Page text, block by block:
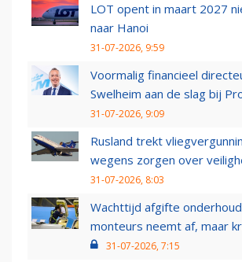
LOT opent in maart 2027
naar Hanoi
31-07-2026, 9:59
Voormalig financieel
Swelheim aan de slag bij
31-07-2026, 9:09
Rusland trekt
wegens zorgen over
31-07-2026, 8:03
Wachttijd afgifte
monteurs neemt af, maar
31-07-2026, 7:15